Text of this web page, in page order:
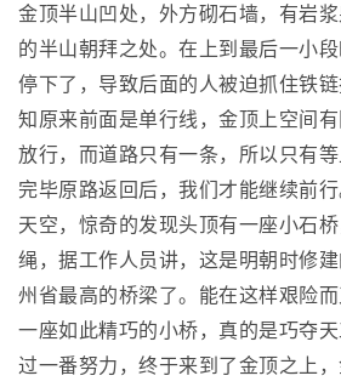
金顶半山凹处，外方砌石墙，有岩
的半山朝拜之处。在上到最后一小
停下了，导致后面的人被迫抓住铁
知原来前面是单行线，金顶上空间
放行，而道路只有一条，所以只有
完毕原路返回后，我们才能继续前
天空，惊奇的发现头顶有一座小石
绳，据工作人员讲，这是明朝时修
州省最高的桥梁了。能在这样艰险
一座如此精巧的小桥，真的是巧夺
过一番努力，终于来到了金顶之上